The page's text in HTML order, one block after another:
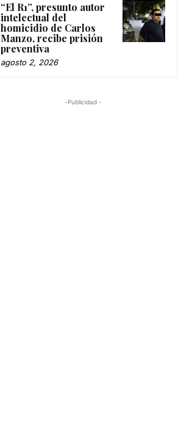
“El R1”, presunto autor
intelectual del
homicidio de Carlos
Manzo, recibe prisión
preventiva
agosto 2, 2026
-Publicidad -